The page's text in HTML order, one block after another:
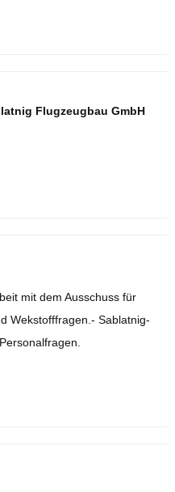
Flugzeugbau GmbH
mit dem Ausschuss für
Wekstofffragen.- Sablatnig-